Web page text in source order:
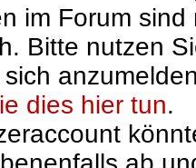
im Forum
Bitte nutzen
sich
dies hier tun.